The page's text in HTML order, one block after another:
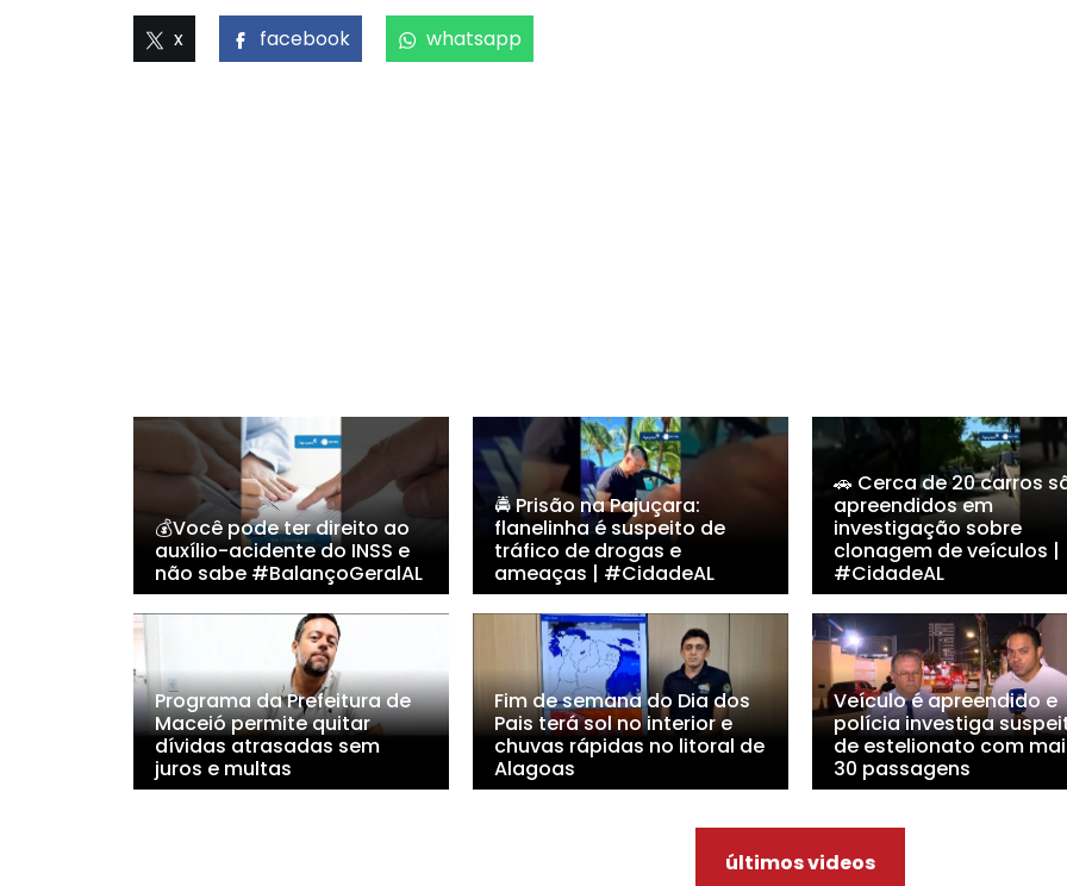
x facebook whatsapp
💰Você pode ter direito ao
auxílio-acidente do INSS e
não sabe #BalançoGeralAL
🚔 Prisão na Pajuçara:
flanelinha é suspeito de
tráfico de drogas e
ameaças | #CidadeAL
🚗 Cerca de 20 carros
apreendidos em
investigação sobre
clonagem de veículos |
#CidadeAL
Programa da Prefeitura de
Maceió permite quitar
dívidas atrasadas sem
juros e multas
Fim de semana do Dia dos
Pais terá sol no interior e
chuvas rápidas no litoral de
Alagoas
Veículo é apreendido e
polícia investiga
de estelionato com
30 passagens
últimos videos